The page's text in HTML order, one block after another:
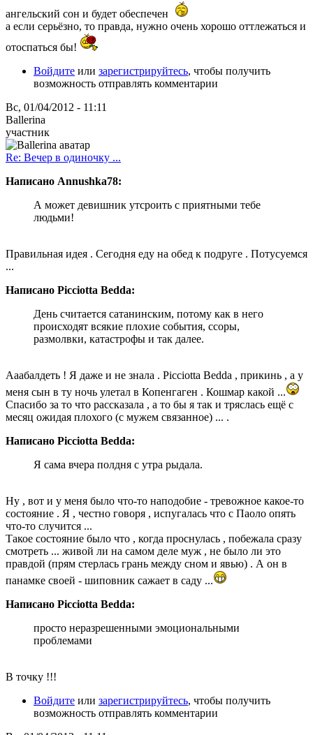
ангельский сон и будет обеспечен
а если серьёзно, то правда, нужно очень хорошо оттлежаться и
отоспаться бы!
Войдите или зарегистрируйтесь, чтобы получить
возможность отправлять комментарии
Вс, 01/04/2012 - 11:11
Ballerina
участник
Re: Вечер в одиночку ...
Написано Annushka78:
А может девишник утсроить с приятными тебе
людьми!
Правильная идея . Сегодня еду на обед к подруге . Потусуемся
...
Написано Picciotta Bedda:
День считается сатанинским, потому как в него
происходят всякие плохие события, ссоры,
размолвки, катастрофы и так далее.
Ааабалдеть ! Я даже и не знала . Picciotta Bedda , прикинь , а у
меня сын в ту ночь улетал в Копенгаген . Кошмар какой ...
Спасибо за то что рассказала , а то бы я так и тряслась ещё с
месяц ожидая плохого (с мужем связанное) ... .
Написано Picciotta Bedda:
Я сама вчера полдня с утра рыдала.
Ну , вот и у меня было что-то наподобие - тревожное какое-то
состояние . Я , честно говоря , испугалась что с Паоло опять
что-то случится ...
Такое состояние было что , когда проснулась , побежала сразу
смотреть ... живой ли на самом деле муж , не было ли это
правдой (прям стерлась грань между сном и явью) . А он в
панамке своей - шиповник сажает в саду ...
Написано Picciotta Bedda:
просто неразрешенными эмоциональными
проблемами
В точку !!!
Войдите или зарегистрируйтесь, чтобы получить
возможность отправлять комментарии